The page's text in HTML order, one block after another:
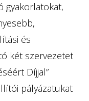
gyakorlatokat,
és
két szervezetet
Díjjal”
pályázatukat